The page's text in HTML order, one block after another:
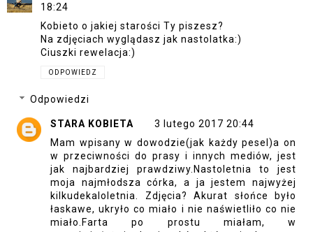
18:24
Kobieto o jakiej starości Ty piszesz?
Na zdjęciach wyglądasz jak nastolatka:)
Ciuszki rewelacja:)
ODPOWIEDZ
Odpowiedzi
STARA KOBIETA
3 lutego 2017 20:44
Mam wpisany w dowodzie(jak każdy pesel)a on
w przeciwności do prasy i innych mediów, jest
jak najbardziej prawdziwy.Nastoletnia to jest
moja najmłodsza córka, a ja jestem najwyżej
kilkudekaloletnia. Zdjęcia? Akurat słońce było
łaskawe, ukryło co miało i nie naświetliło co nie
miało.Farta po prostu miałam, w